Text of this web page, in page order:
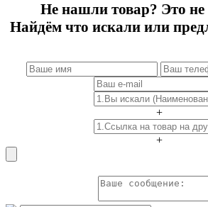
Не нашли товар? Это
Найдём что искали или
+
+